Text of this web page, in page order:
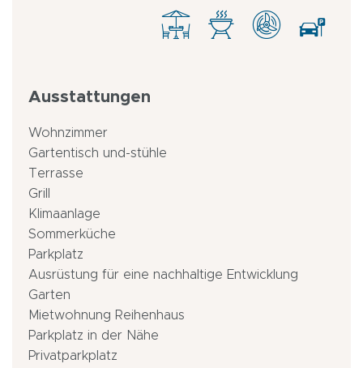
Ausstattungen
Wohnzimmer
Gartentisch und-stühle
Terrasse
Grill
Klimaanlage
Sommerküche
Parkplatz
Ausrüstung für eine nachhaltige Entwicklung
Garten
Mietwohnung Reihenhaus
Parkplatz in der Nähe
Privatparkplatz